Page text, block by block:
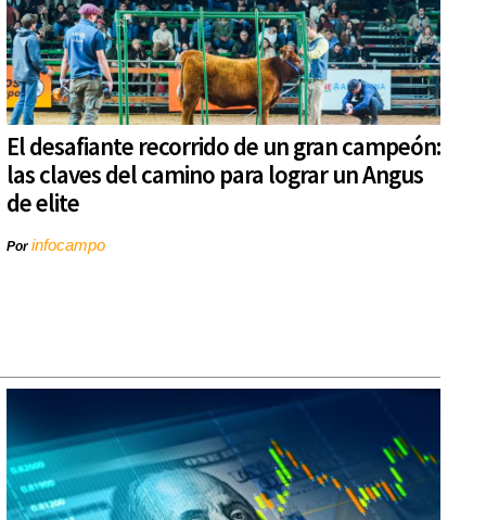
El desafiante recorrido de un gran campeón:
las claves del camino para lograr un Angus
de elite
Porinfocampo